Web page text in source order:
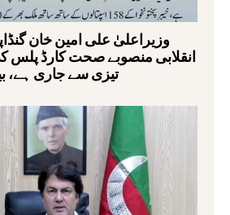
وزیراعلیٰ علی امین خان
انقلابی منصوبے صحت کارڈ پلس
تیزی سے جاری ہے،